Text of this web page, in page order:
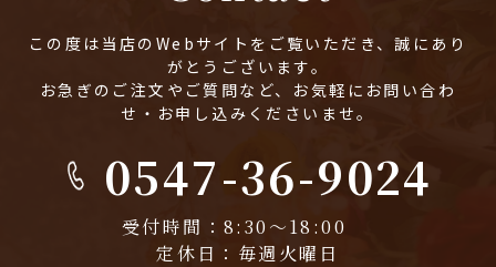
この度は当店のWebサイトをご覧いただき、誠にあり
がとうございます。
お急ぎのご注文やご質問など、お気軽にお問い合わ
せ・お申し込みくださいませ。
0547-36-9024
受付時間：8:30～18:00
定休日：毎週火曜日